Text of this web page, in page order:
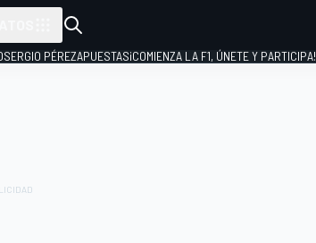
SERGIO PÉREZAPUESTAS¡COMIENZA LA F1, ÚNETE Y PARTICIPA!